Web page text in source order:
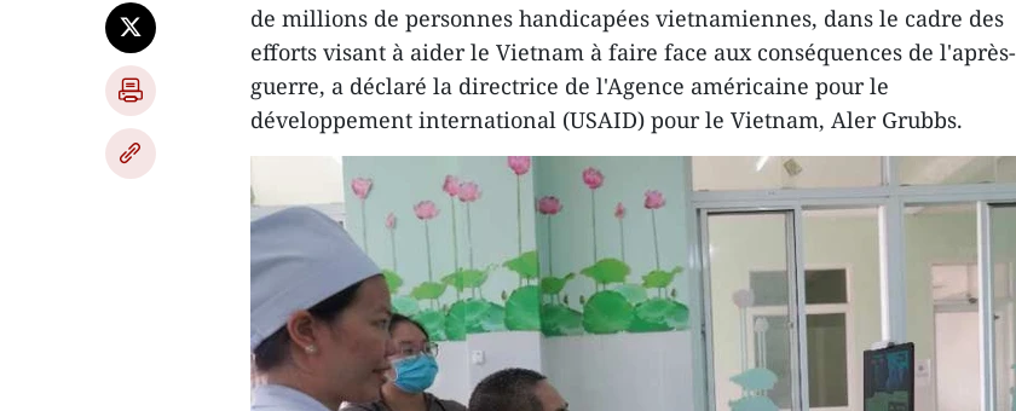
de millions de personnes handicapées vietnamiennes, dans le cadre des
efforts visant à aider le Vietnam à faire face aux conséquences de l'après-
guerre, a déclaré la directrice de l'Agence américaine pour le
développement international (USAID) pour le Vietnam, Aler Grubbs.